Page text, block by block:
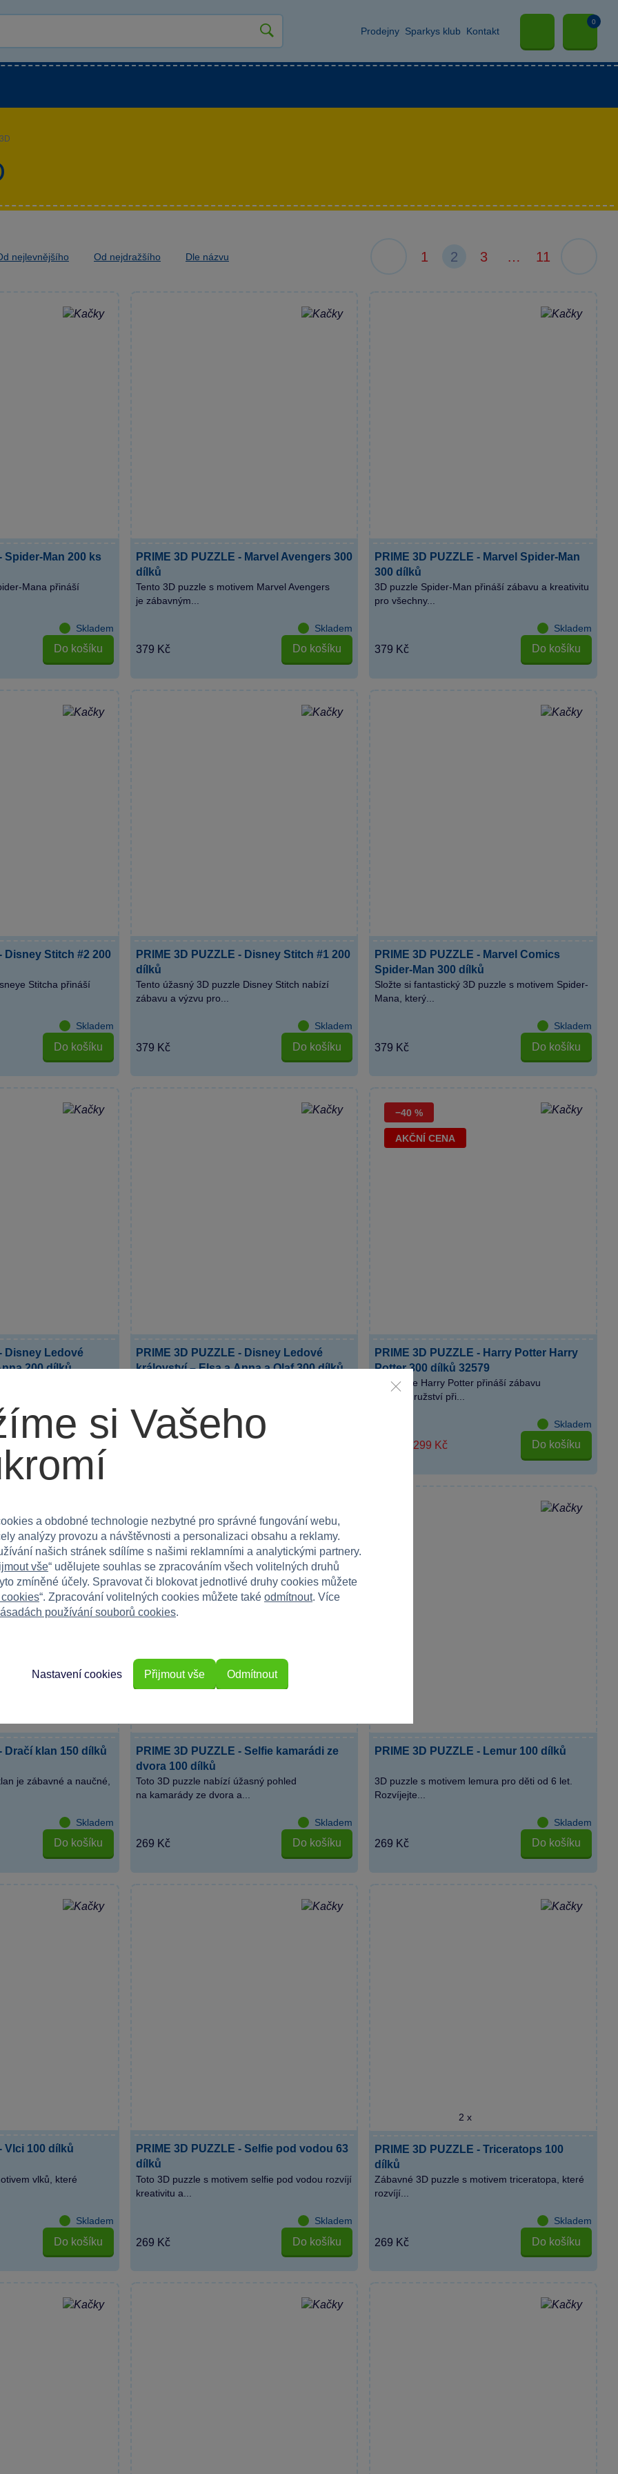
Prodejny Sparkys klub Kontakt
0
nejlevnějšího Od nejdražšího Dle názvu 1 2 3 … 11
Spider-Man 200 ks
Mana přináší
Skladem
Do košíku
PRIME 3D PUZZLE - Marvel Avengers 300
dílků
Tento 3D puzzle s motivem Marvel Avengers
je zábavným...
Skladem
379 Kč Do košíku
PRIME 3D PUZZLE - Marvel Spider-Man
300 dílků
3D puzzle Spider-Man přináší zábavu a kreativitu
pro všechny...
Skladem
379 Kč Do košíku
Disney Stitch #2 200
Stitcha přináší
Skladem
Do košíku
PRIME 3D PUZZLE - Disney Stitch #1 200
dílků
Tento úžasný 3D puzzle Disney Stitch nabízí
zábavu a výzvu pro...
Skladem
379 Kč Do košíku
PRIME 3D PUZZLE - Marvel Comics
Spider-Man 300 dílků
Složte si fantastický 3D puzzle s motivem Spider-
Mana, který...
Skladem
379 Kč Do košíku
Disney Ledové
200 dílků
Skladem
PRIME 3D PUZZLE - Disney Ledové
království – Elsa a Anna a Olaf 300 dílků
−40 %
AKČNÍ CENA
PRIME 3D PUZZLE - Harry Potter Harry
Potter 300 dílků 32579
3D puzzle Harry Potter přináší zábavu
a dobrodružství při...
Skladem
299 Kč Do košíku
Dračí klan 150 dílků
je zábavné a naučné,
Skladem
Do košíku
PRIME 3D PUZZLE - Selfie kamarádi ze
dvora 100 dílků
Toto 3D puzzle nabízí úžasný pohled
na kamarády ze dvora a...
Skladem
269 Kč Do košíku
PRIME 3D PUZZLE - Lemur 100 dílků
3D puzzle s motivem lemura pro děti od 6 let.
Rozvíjejte...
Skladem
269 Kč Do košíku
Vlci 100 dílků
vlků, které
Skladem
Do košíku
PRIME 3D PUZZLE - Selfie pod vodou 63
dílků
Toto 3D puzzle s motivem selfie pod vodou rozvíjí
kreativitu a...
Skladem
269 Kč Do košíku
2 x
PRIME 3D PUZZLE - Triceratops 100
dílků
Zábavné 3D puzzle s motivem triceratopa, které
rozvíjí...
Skladem
269 Kč Do košíku
si Vašeho
a obdobné technologie nezbytné pro správné fungování webu,
analýzy provozu a návštěvnosti a personalizaci obsahu a reklamy.
našich stránek sdílíme s našimi reklamními a analytickými partnery.
vše“ udělujete souhlas se zpracováním všech volitelných druhů
zmíněné účely. Spravovat či blokovat jednotlivé druhy cookies můžete
“. Zpracování volitelných cookies můžete také odmítnout. Více
používání souborů cookies.
Odmítnout
Nastavení cookies Přijmout vše